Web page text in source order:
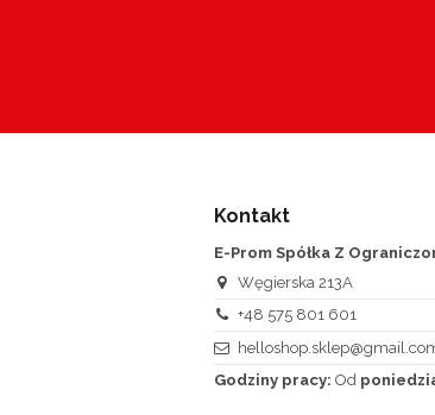
Kontakt
E-Prom Spółka Z
Węgierska 213A
+48 575 801 601
Godziny pracy: Od